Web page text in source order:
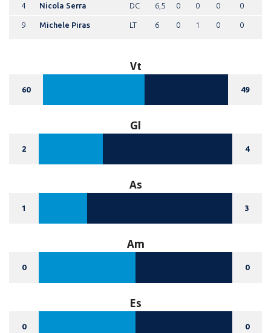
4 Nicola Serra DC 6,5 0 0 0 0
9 Michele Piras LT 6 0 1 0 0
Vt
60 49
Gl
2 4
As
1 3
Am
0 0
Es
0 0